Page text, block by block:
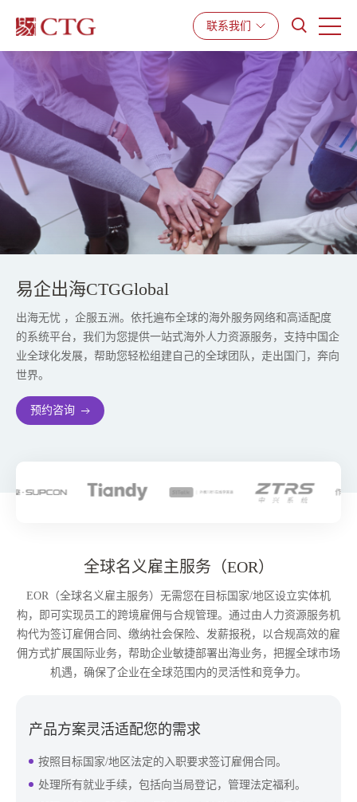
解决方案 资源中心
联系我们
易企出海CTGGlobal
出海无忧 ，企服五洲。依托遍布全球的海外服务网络和高适配度
的系统平台，我们为您提供一站式海外人力资源服务，支持中国企
业全球化发展，帮助您轻松组建自己的全球团队，走出国门，奔向
世界。
预约咨询
全球名义雇主服务（EOR）
EOR（全球名义雇主服务）无需您在目标国家/地区设立实体机
构，即可实现员工的跨境雇佣与合规管理。通过由人力资源服务机
构代为签订雇佣合同、缴纳社会保险、发薪报税，以合规高效的雇
佣方式扩展国际业务，帮助企业敏捷部署出海业务，把握全球市场
机遇，确保了企业在全球范围内的灵活性和竞争力。
产品方案灵活适配您的需求
按照目标国家/地区法定的入职要求签订雇佣合同。
处理所有就业手续，包括向当局登记，管理法定福利。